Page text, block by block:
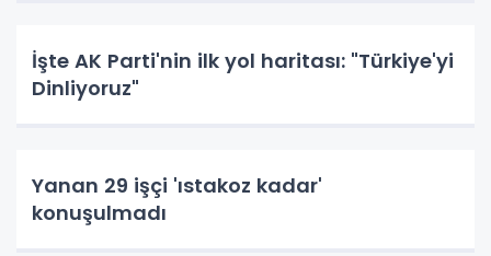
İşte AK Parti'nin ilk yol haritası: "Türkiye'yi
Dinliyoruz"
Yanan 29 işçi 'ıstakoz kadar'
konuşulmadı